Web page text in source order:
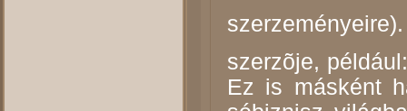
szerzõje,
Ez is másként